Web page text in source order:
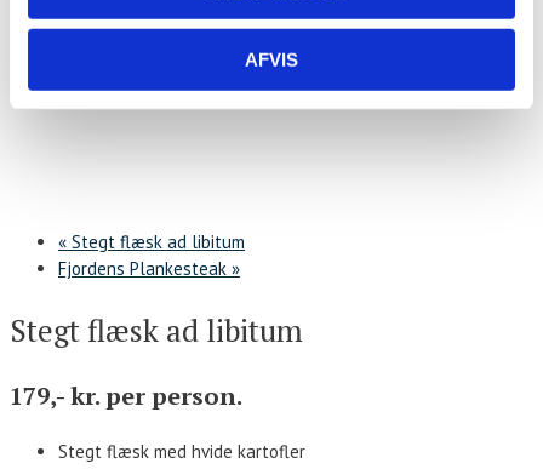
AFVIS
« Stegt flæsk ad libitum
Fjordens Plankesteak »
Stegt flæsk ad libitum
179,- kr. per person.
Stegt flæsk med hvide kartofler